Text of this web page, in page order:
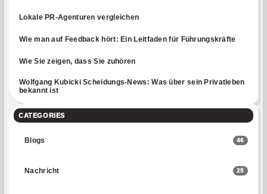
Lokale PR-Agenturen vergleichen
Wie man auf Feedback hört: Ein Leitfaden für Führungskräfte
Wie Sie zeigen, dass Sie zuhören
Wolfgang Kubicki Scheidungs-News: Was über sein Privatleben
bekannt ist
CATEGORIES
Blogs 46
Nachricht 25